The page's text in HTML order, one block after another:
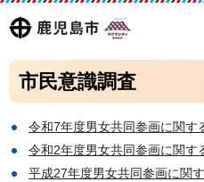
鹿児島
市
マグ
マシ
ティ
鹿児
島市
市民意識調査
令和7年度男女共同参画に関す
令和2年度男女共同参画に関す
平成27年度男女共同参画に関